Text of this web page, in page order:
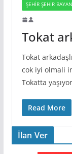
ŞEHIR ŞEHIR
Tokat
Tokat
cok iyi olmali
Tokatta
Read More
İlan Ver